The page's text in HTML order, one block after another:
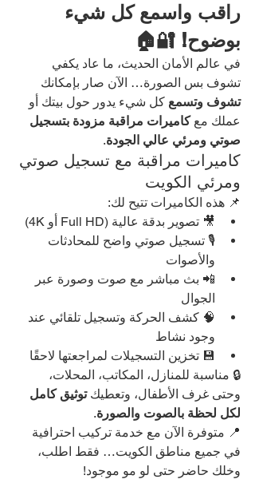
راقب واسمع كل شيء
بوضوح! 🔐🏠
في عالم الأمان الحديث، ما عاد يكفي
تشوف بس الصورة… الآن صار بإمكانك
تشوف وتسمع كل شيء يدور حول بيتك أو
عملك مع كاميرات مراقبة مزودة بتسجيل
صوتي ومرئي عالي الجودة.
كاميرات مراقبة مع تسجيل صوتي
ومرئي الكويت
📌 هذه الكاميرات تتيح لك:
🎥 تصوير بدقة عالية (Full HD أو 4K)
🎙️ تسجيل صوتي واضح للمحادثات
والأصوات
📲 بث مباشر مع صوت وصورة عبر
الجوال
🧠 كشف الحركة وتسجيل تلقائي عند
وجود نشاط
💾 تخزين التسجيلات لمراجعتها لاحقًا
🔒 مناسبة للمنازل، المكاتب، المحلات،
وحتى غرف الأطفال، وتعطيك توثيق كامل
لكل لحظة بالصوت والصورة.
📍 متوفرة الآن مع خدمة تركيب احترافية
في جميع مناطق الكويت… فقط اطلب،
وخلك حاضر حتى لو مو موجود!